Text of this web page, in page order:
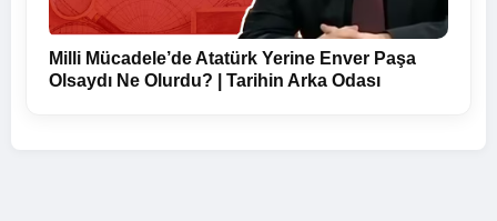
Milli Mücadele’de Atatürk Yerine Enver Paşa
Olsaydı Ne Olurdu? | Tarihin Arka Odası